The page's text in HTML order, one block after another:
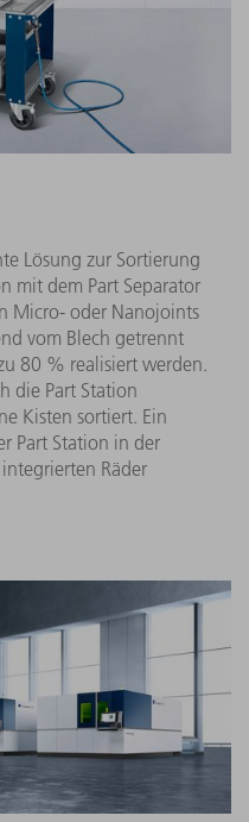
Lösung zur Sortierung
mit dem Part Separator
Micro- oder Nanojoints
vom Blech getrennt
80 % realisiert werden.
die Part Station
Kisten sortiert. Ein
Part Station in der
Räder